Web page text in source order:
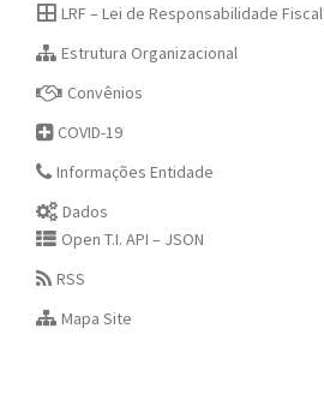
LRF – Lei de Responsabilidade Fiscal
Estrutura Organizacional
Convênios
COVID-19
Informações Entidade
Dados
Open T.I. API – JSON
RSS
Mapa Site